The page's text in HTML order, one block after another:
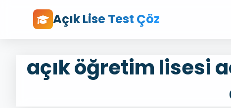
Açık Lise Test Çöz
açık öğretim lisesi